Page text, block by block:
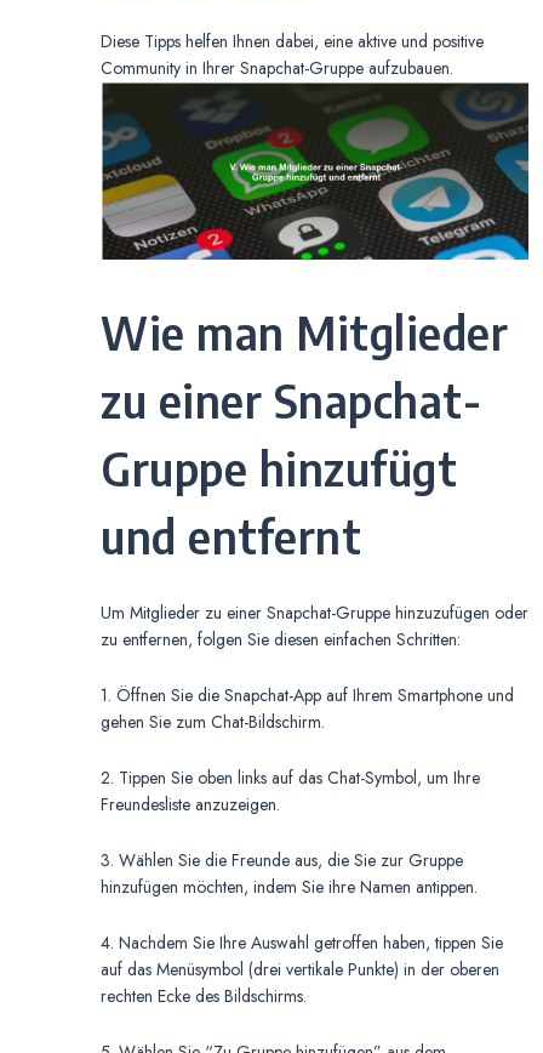
Diese Tipps helfen Ihnen dabei, eine aktive und positive
Community in Ihrer Snapchat-Gruppe aufzubauen.
Wie man Mitglieder
zu einer Snapchat-
Gruppe hinzufügt
und entfernt
Um Mitglieder zu einer Snapchat-Gruppe hinzuzufügen oder
zu entfernen, folgen Sie diesen einfachen Schritten:
1. Öffnen Sie die Snapchat-App auf Ihrem Smartphone und
gehen Sie zum Chat-Bildschirm.
2. Tippen Sie oben links auf das Chat-Symbol, um Ihre
Freundesliste anzuzeigen.
3. Wählen Sie die Freunde aus, die Sie zur Gruppe
hinzufügen möchten, indem Sie ihre Namen antippen.
4. Nachdem Sie Ihre Auswahl getroffen haben, tippen Sie
auf das Menüsymbol (drei vertikale Punkte) in der oberen
rechten Ecke des Bildschirms.